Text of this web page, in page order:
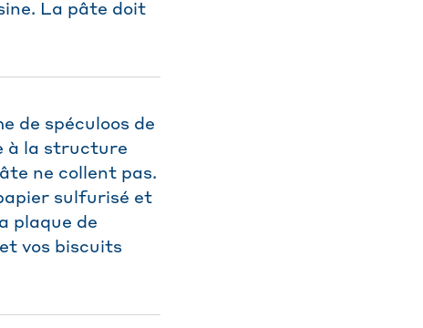
La pâte doit
de spéculoos de
à la structure
ne collent pas.
sulfurisé et
plaque de
vos biscuits